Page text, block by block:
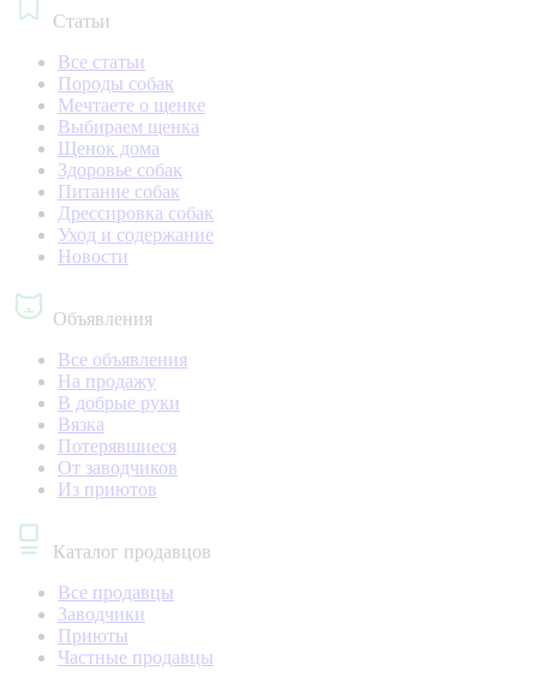
Статьи
Все статьи
Породы собак
Мечтаете о щенке
Выбираем щенка
Щенок дома
Здоровье собак
Питание собак
Дрессировка собак
Уход и содержание
Новости
Объявления
Все объявления
На продажу
В добрые руки
Вязка
Потерявшиеся
От заводчиков
Из приютов
Каталог продавцов
Все продавцы
Заводчики
Приюты
Частные продавцы